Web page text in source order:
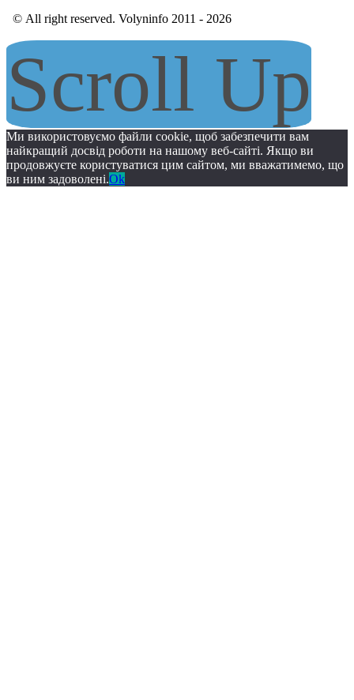
© All right reserved. Volyninfo 2011 - 2026
Scroll Up
Ми використовуємо файли cookie, щоб забезпечити вам
найкращий досвід роботи на нашому веб-сайті. Якщо ви
продовжуєте користуватися цим сайтом, ми вважатимемо, що
ви ним задоволені.Ok